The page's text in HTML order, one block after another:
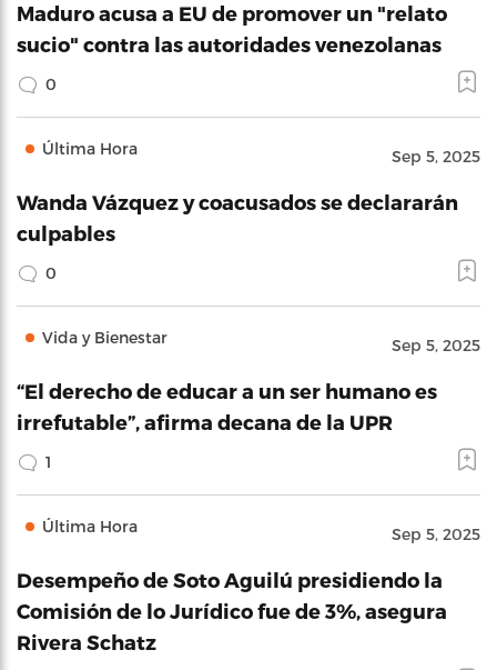
Maduro acusa a EU de promover un "relato
sucio" contra las autoridades venezolanas
0
Última Hora Sep 5, 2025
Wanda Vázquez y coacusados se declararán
culpables
0
Vida y Bienestar Sep 5, 2025
“El derecho de educar a un ser humano es
irrefutable”, afirma decana de la UPR
1
Última Hora Sep 5, 2025
Desempeño de Soto Aguilú presidiendo la
Comisión de lo Jurídico fue de 3%, asegura
Rivera Schatz